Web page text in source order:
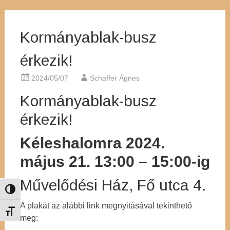
Nagy kontraszt váltása
Betűméret váltása
Kormányablak-busz
érkezik!
2024/05/07 Schaffer Ágnes
Kormányablak-busz
érkezik!
Kéleshalomra 2024.
május 21. 13:00 – 15:00-ig
Művelődési Ház, Fő utca 4.
A plakát az alábbi link megnyitásával tekinthető
meg: